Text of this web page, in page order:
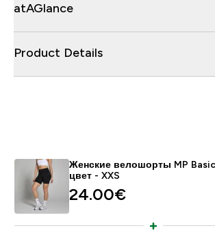
atAGlance
Product Details
Женские велошорты MP
цвет - XXS
24.00€‎